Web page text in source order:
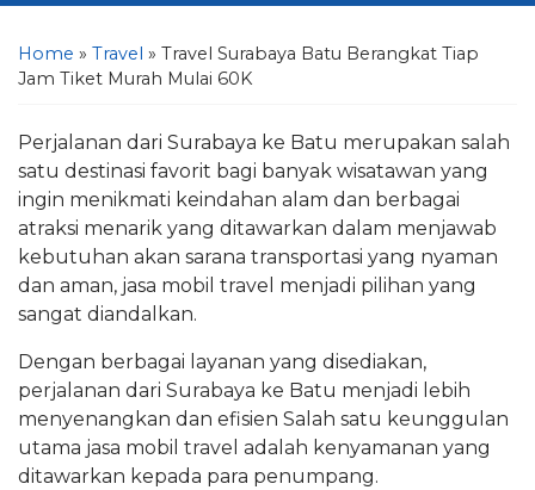
Home » Travel » Travel Surabaya Batu Berangkat Tiap
Jam Tiket Murah Mulai 60K
Perjalanan dari Surabaya ke Batu merupakan salah
satu destinasi favorit bagi banyak wisatawan yang
ingin menikmati keindahan alam dan berbagai
atraksi menarik yang ditawarkan dalam menjawab
kebutuhan akan sarana transportasi yang nyaman
dan aman, jasa mobil travel menjadi pilihan yang
sangat diandalkan.
Dengan berbagai layanan yang disediakan,
perjalanan dari Surabaya ke Batu menjadi lebih
menyenangkan dan efisien Salah satu keunggulan
utama jasa mobil travel adalah kenyamanan yang
ditawarkan kepada para penumpang.